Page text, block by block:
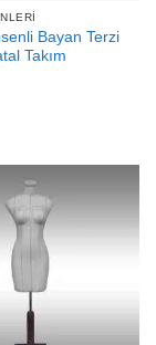
Bayan Terzi
Takım